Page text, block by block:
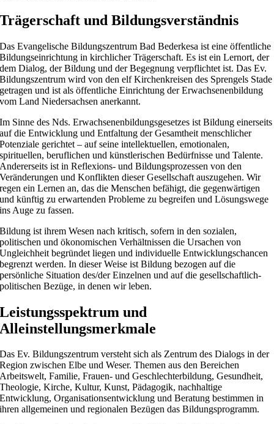
Trägerschaft und Bildungsverständnis
Das Evangelische Bildungszentrum Bad Bederkesa ist eine öffentliche
Bildungseinrichtung in kirchlicher Trägerschaft. Es ist ein Lernort, der
dem Dialog, der Bildung und der Begegnung verpflichtet ist. Das Ev.
Bildungszentrum wird von den elf Kirchenkreisen des Sprengels Stade
getragen und ist als öffentliche Einrichtung der Erwachsenenbildung
vom Land Niedersachsen anerkannt.
Im Sinne des Nds. Erwachsenenbildungsgesetzes ist Bildung einerseits
auf die Entwicklung und Entfaltung der Gesamtheit menschlicher
Potenziale gerichtet – auf seine intellektuellen, emotionalen,
spirituellen, beruflichen und künstlerischen Bedürfnisse und Talente.
Andererseits ist in Reflexions- und Bildungsprozessen von den
Veränderungen und Konflikten dieser Gesellschaft auszugehen. Wir
regen ein Lernen an, das die Menschen befähigt, die gegenwärtigen
und künftig zu erwartenden Probleme zu begreifen und Lösungswege
ins Auge zu fassen.
Bildung ist ihrem Wesen nach kritisch, sofern in den sozialen,
politischen und ökonomischen Verhältnissen die Ursachen von
Ungleichheit begründet liegen und individuelle Entwicklungschancen
begrenzt werden. In dieser Weise ist Bildung bezogen auf die
persönliche Situation des/der Einzelnen und auf die gesellschaftlich-
politischen Bezüge, in denen wir leben.
Leistungsspektrum und
Alleinstellungsmerkmale
Das Ev. Bildungszentrum versteht sich als Zentrum des Dialogs in der
Region zwischen Elbe und Weser. Themen aus den Bereichen
Arbeitswelt, Familie, Frauen- und Geschlechterbildung, Gesundheit,
Theologie, Kirche, Kultur, Kunst, Pädagogik, nachhaltige
Entwicklung, Organisationsentwicklung und Beratung bestimmen in
ihren allgemeinen und regionalen Bezügen das Bildungsprogramm.